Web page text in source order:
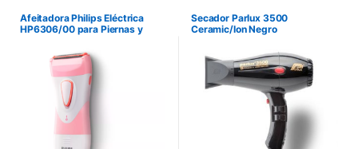
Afeitadora Philips Eléctrica
HP6306/00 para Piernas y
Secador Parlux 3500
Ceramic/Ion Negro